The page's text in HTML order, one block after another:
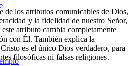
de los atributos comunicables de Dios,
y la fidelidad de nuestro Señor,
atributo cambia completamente
con Él. También explica la
es el único Dios verdadero, para
filosóficas ni falsas religiones.